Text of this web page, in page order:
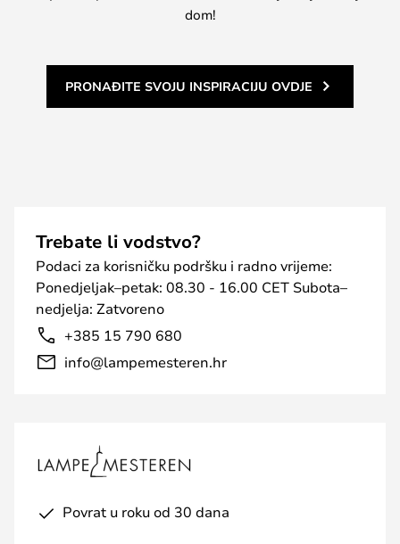
dom!
PRONAĐITE SVOJU INSPIRACIJU OVDJE
Trebate li vodstvo?
Podaci za korisničku podršku i radno vrijeme:
Ponedjeljak–petak: 08.30 - 16.00 CET Subota–
nedjelja: Zatvoreno
+385 15 790 680
info@lampemesteren.hr
Povrat u roku od 30 dana